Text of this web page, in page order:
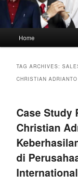
Home
TAG ARCHIVES:
CHRISTIAN ADRIANTO
Case Study
Christian
di
International